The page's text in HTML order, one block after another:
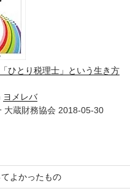
ひとり税理士」という生き方
ヨメレバ
大蔵財務協会 2018-05-30
よかったもの